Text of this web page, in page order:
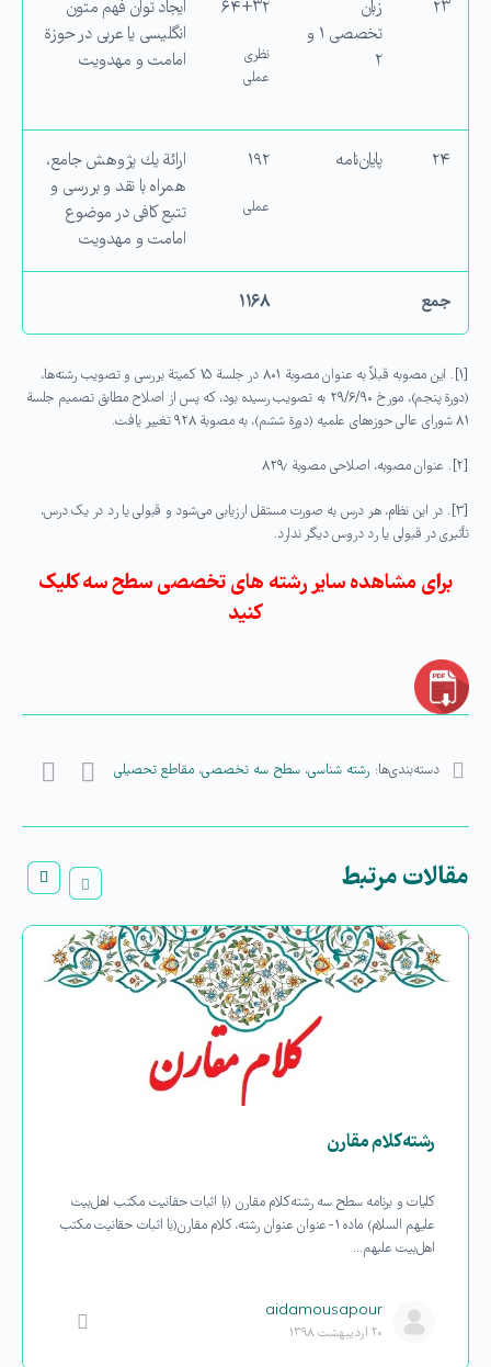
۲۳
زبان
تخصصی ۱ و
۲
۶۴+۳۲
نظری
عملی
ایجاد توان فهم متون
انگلیسی یا عربی در حوزة
امامت و مهدویت
۲۴ پایان‌نامه ۱۹۲
عملی
ارائة یك پژوهش جامع،
همراه با نقد و بررسی و
تتبع كافی در موضوع
امامت و مهدویت
جمع ۱۱۶۸
[۱]. این مصوبه قبلاً به عنوان مصوبة ۸۰۱ در جلسة ۱۵ کمیتة بررسی و تصویب رشته‌ها،
(دورة پنجم)، مورخ ۲۹/۶/۹۰ به تصویب رسیده بود، که پس از اصلاح مطابق تصمیم جلسة
۸۱ شورای عالی حوزه‌های علمیه (دورة ششم)، به مصوبة ۹۲۸ تغییر یافت.
[۲]. عنوان مصوبه، اصلاحی مصوبة ۸۲۹٫
[۳]. در این نظام، هر درس به صورت مستقل ارزیابی می‌شود و قبولی یا رد در یک درس،
تأثیری در قبولی یا رد دروس دیگر ندارد.
برای مشاهده سایر رشته های تخصصی سطح سه کلیک
کنید
دسته‌بندی‌ها: رشته شناسی، سطح سه تخصصی، مقاطع تحصیلی
مقالات مرتبط
رشته كلام مقارن
کلیات و برنامه سطح سه رشته كلام مقارن (با اثبات حقانیت مكتب اهل‌بیت
علیهم السلام) ماده ۱- عنوان عنوان رشته، کلام مقارن(با اثبات حقانیت مكتب
اهل‌بیت علیهم…
aidamousapour
۲۰ اردیبهشت ۱۳۹۸